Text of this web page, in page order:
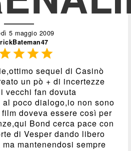
5 maggio 2009

sequel di Casinò
un pò + di incertezze
vecchi fan dovuta
poco dialogo,io non sono
doveva essere così per
Bond cerca pace con
di Vesper dando libero
mantenendosi sempre